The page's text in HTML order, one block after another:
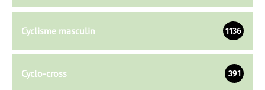
Cyclisme masculin 1136
Cyclo-cross 391